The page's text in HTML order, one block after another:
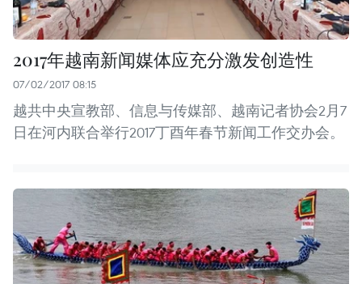
2017年越南新闻媒体应充分激发创造性
07/02/2017 08:15
越共中央宣教部、信息与传媒部、越南记者协会2月7
日在河内联合举行2017丁酉年春节新闻工作交办会。